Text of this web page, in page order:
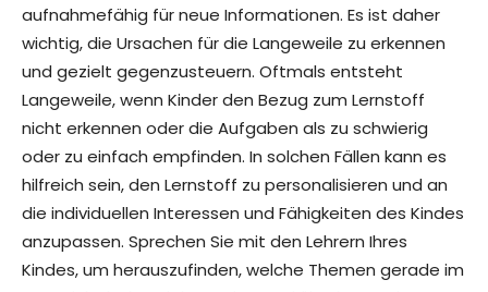
aufnahmefähig für neue Informationen. Es ist daher
wichtig, die Ursachen für die Langeweile zu erkennen
und gezielt gegenzusteuern. Oftmals entsteht
Langeweile, wenn Kinder den Bezug zum Lernstoff
nicht erkennen oder die Aufgaben als zu schwierig
oder zu einfach empfinden. In solchen Fällen kann es
hilfreich sein, den Lernstoff zu personalisieren und an
die individuellen Interessen und Fähigkeiten des Kindes
anzupassen. Sprechen Sie mit den Lehrern Ihres
Kindes, um herauszufinden, welche Themen gerade im